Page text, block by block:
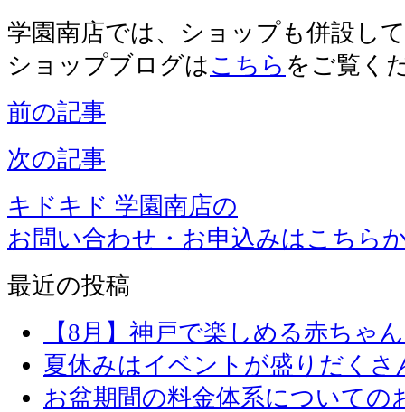
学園南店では、ショップも併設し
ショップブログは こちら をご覧く
前の記事
次の記事
キドキド 学園南店の
お問い合わせ・お申込みはこちら
最近の投稿
【8月】神戸で楽しめる赤ちゃ
夏休みはイベントが盛りだくさ
お盆期間の料金体系についての